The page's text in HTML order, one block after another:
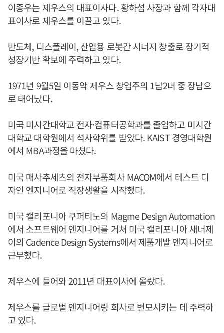
이종우는 제우스의 대표이사다. 황하섭 사장과 함께 각자대
표이사로 제우스를 이끌고 있다.
반도체, 디스플레이, 산업용 로봇간 시너지 창출로 장기적
성장기반 확보에 주력하고 있다.
1971년 9월5일 이동악 제우스 창업주의 1남2녀 중 장남으
로 태어났다.
미국 미시간대학교 전자·컴퓨터공학과를 졸업하고 미시간
대학교 대학원에서 석사학위를 받았다. KAIST 경영대학원
에서 MBA과정을 마쳤다.
미국 매사추세츠의 전자부품회사 MACOM에서 테스트 디
자인 엔지니어로 직장생활을 시작했다.
미국 캘리포니아 쿠퍼티노의 Magme Design Automation
에서 소프트웨어 엔지니어를 거쳐 미국 캘리포니아 새너제
이의 Cadence Design Systems에서 제품개발 엔지니어로
근무했다.
제우스에 들어와 2011년 대표이사에 올랐다.
제우스를 글로벌 엔지니어링 회사로 변모시키는 데 주력하
고 있다.